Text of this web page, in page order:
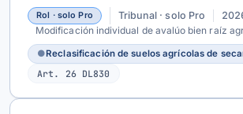
~545 ha con plantaciones de avellano
tecnificado califican como terreno de
a normativa vigente.
Rol · solo Pro Tribunal · solo Pro
Modificación individual de avalúo bien raíz
●Reclasificación de suelos agrícolas de
Art. 26 DL830